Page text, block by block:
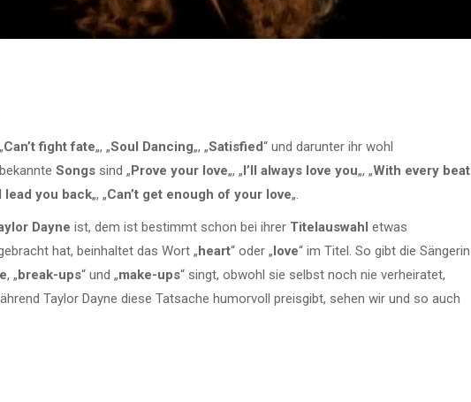
Can’t fight fate„, „Soul Dancing„, „Satisfied“ und darunter ihr wohl
Songs sind „Prove your love„, „I’ll always love you„, „With every beat
lead you back„, „Can’t get enough of your love„.
Dayne ist, dem ist bestimmt schon bei ihrer Titelauswahl etwas
hat, beinhaltet das Wort „heart“ oder „love“ im Titel. So gibt die Sängerin
, „break-ups“ und „make-ups“ singt, obwohl sie selbst noch nie verheiratet,
Taylor Dayne diese Tatsache humorvoll preisgibt, sehen wir und so auch